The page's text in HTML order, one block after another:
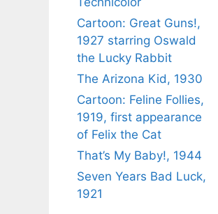
Cartoon: Great Guns!,
1927 starring Oswald
the Lucky Rabbit
The Arizona Kid, 1930
Cartoon: Feline Follies,
1919, first appearance
of Felix the Cat
That’s My Baby!, 1944
Seven Years Bad Luck,
1921